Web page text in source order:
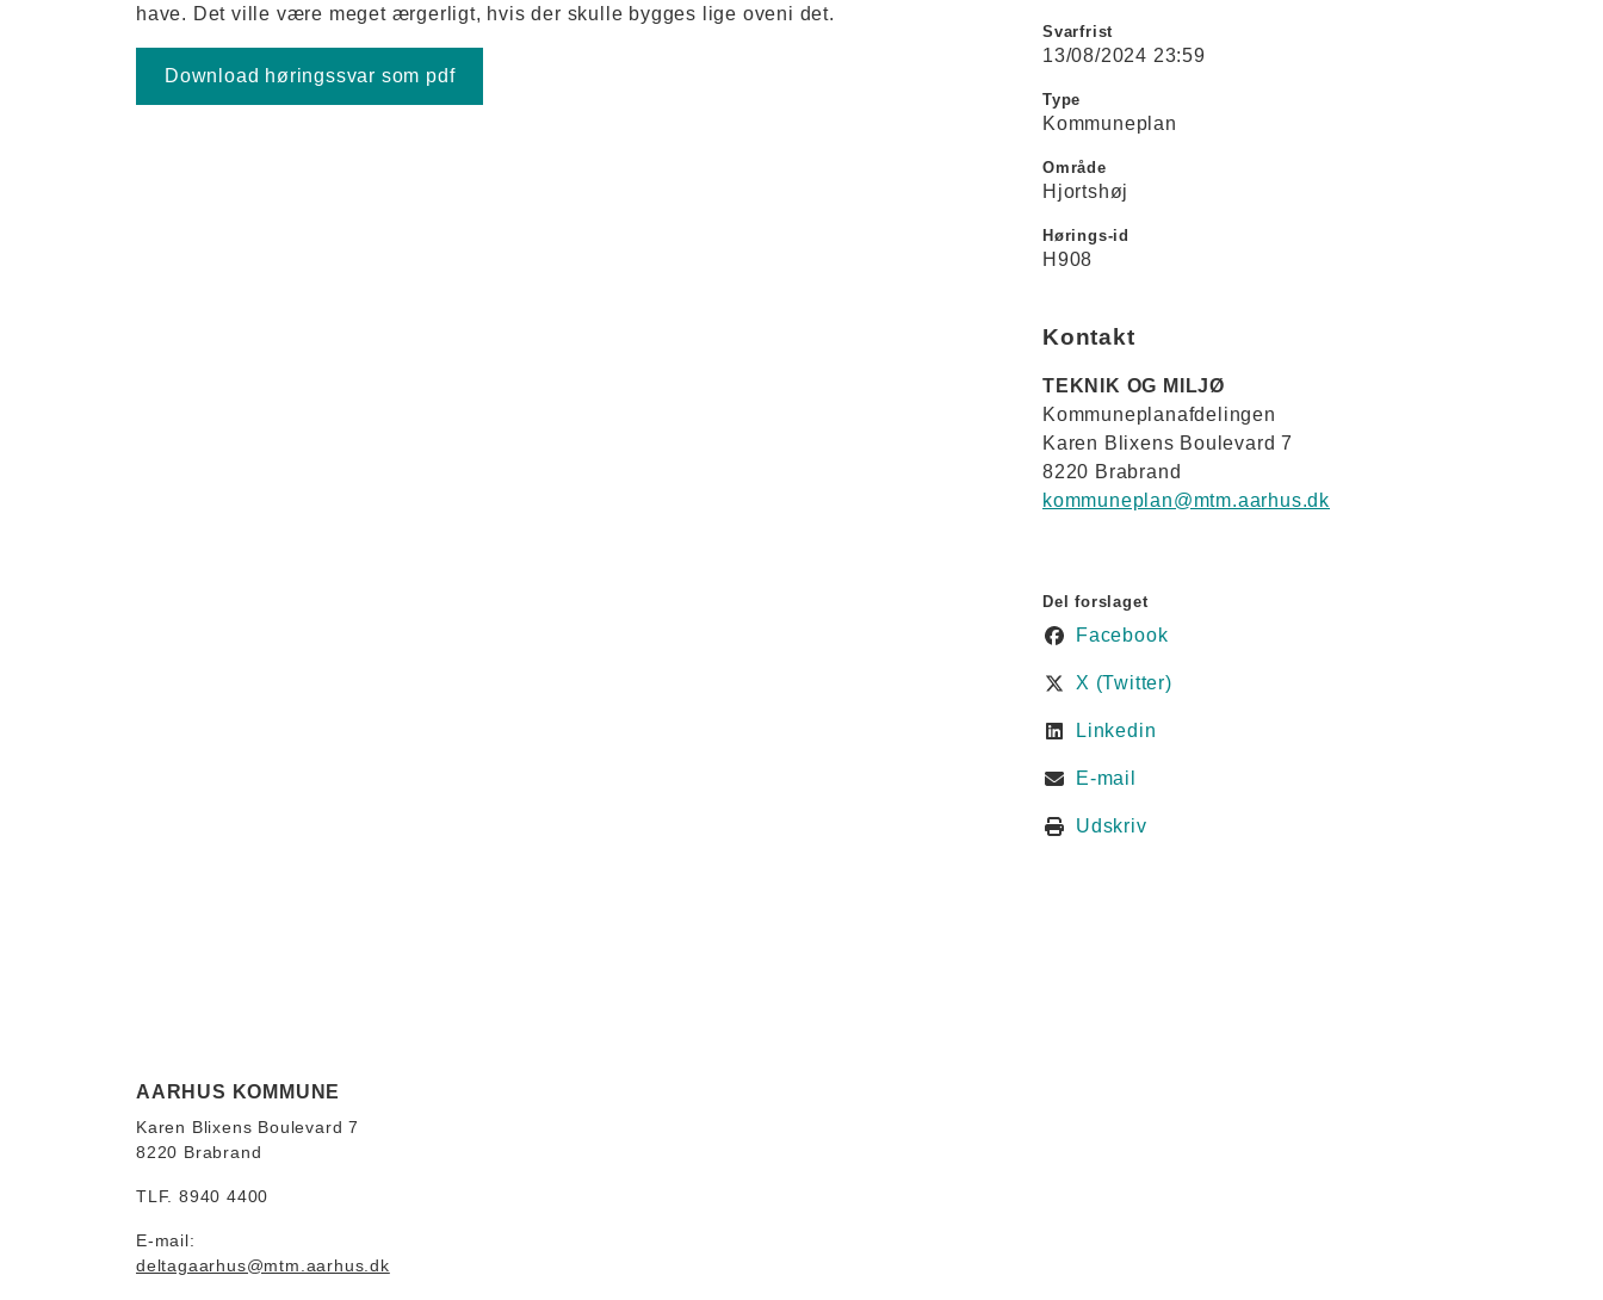
have. Det ville være meget ærgerligt, hvis der skulle bygges lige oveni det.
Download høringssvar som pdf
Svarfrist
13/08/2024 23:59
Type
Kommuneplan
Område
Hjortshøj
Hørings-id
H908
Kontakt
TEKNIK OG MILJØ
Kommuneplanafdelingen
Karen Blixens Boulevard 7
8220 Brabrand
kommuneplan@mtm.aarhus.dk
Del forslaget
Facebook
X (Twitter)
Linkedin
E-mail
Udskriv
AARHUS KOMMUNE
Karen Blixens Boulevard 7
8220 Brabrand
TLF. 8940 4400
E-mail:
deltagaarhus@mtm.aarhus.dk